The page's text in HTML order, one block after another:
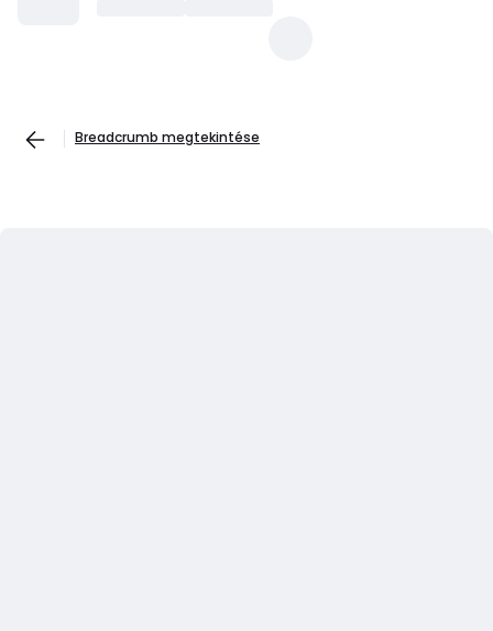
Breadcrumb megtekintése